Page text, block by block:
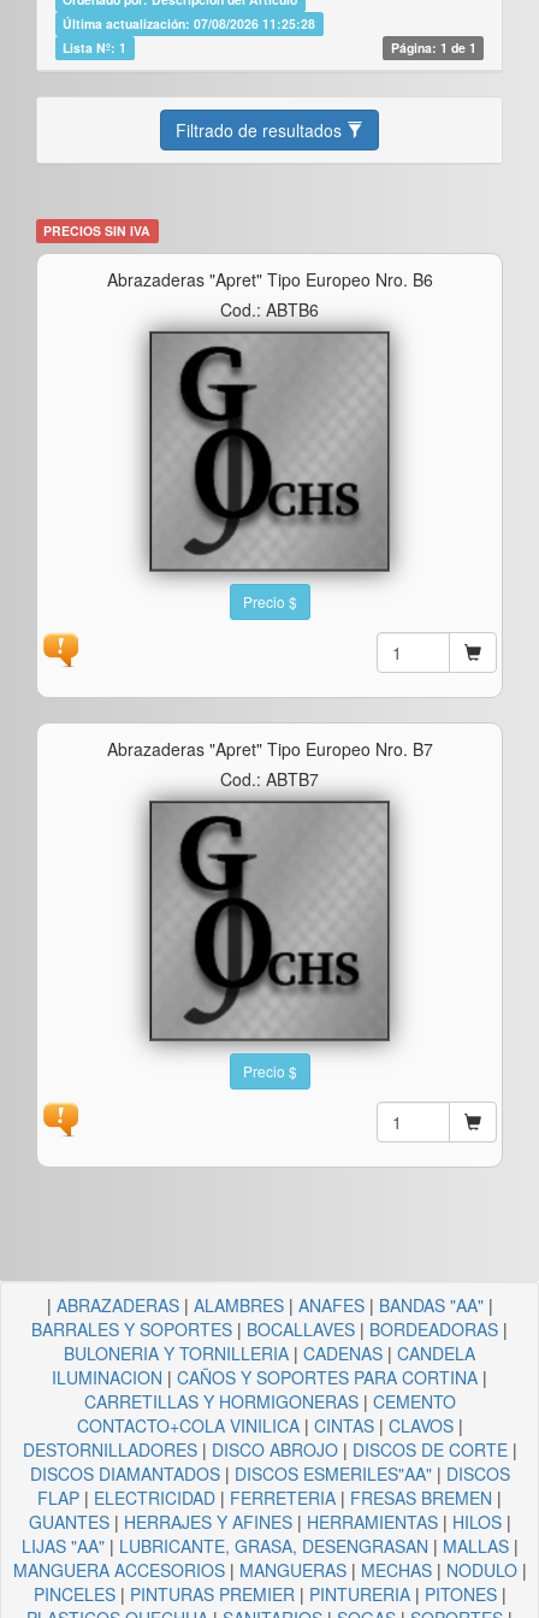
Última actualización: 07/08/2026 11:25:28
Lista Nº: 1
Página: 1 de 1
Filtrado de resultados
PRECIOS SIN IVA
Abrazaderas "apret" Tipo Europeo Nro. B6
Cod.: ABTB6
Precio $
Abrazaderas "apret" Tipo Europeo Nro. B7
Cod.: ABTB7
Precio $
| ABRAZADERAS| ALAMBRES| ANAFES| BANDAS "AA"|
BARRALES Y SOPORTES | BOCALLAVES | BORDEADORAS |
BULONERIA Y TORNILLERIA | CADENAS | CANDELA
ILUMINACION | CAÑOS Y SOPORTES PARA CORTINA |
CARRETILLAS Y HORMIGONERAS| CEMENTO
CONTACTO+COLA VINILICA| CINTAS| CLAVOS|
DESTORNILLADORES| DISCO ABROJO| DISCOS DE CORTE|
DISCOS DIAMANTADOS| DISCOS ESMERILES"AA"| DISCOS
FLAP | ELECTRICIDAD | FERRETERIA | FRESAS BREMEN |
GUANTES| HERRAJES Y AFINES| HERRAMIENTAS| HILOS|
LIJAS "AA"| LUBRICANTE, GRASA, DESENGRASAN | MALLAS|
MANGUERA ACCESORIOS| MANGUERAS| MECHAS| NODULO|
PINCELES| PINTURAS PREMIER | PINTURERIA| PITONES|